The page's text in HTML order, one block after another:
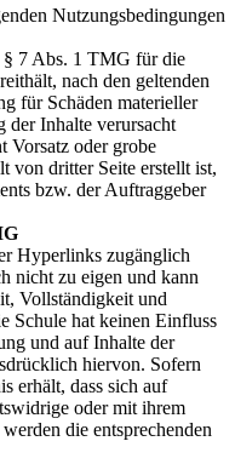
Nutzungsbedingungen
§ 7 Abs. 1 TMG für die
nach den geltenden
für Schäden materieller
der Inhalte verursacht
Vorsatz oder grobe
von dritter Seite erstellt ist,
bzw. der Auftraggeber
Hyperlinks zugänglich
nicht zu eigen und kann
Vollständigkeit und
Schule hat keinen Einfluss
und auf Inhalte der
hiervon. Sofern
erhält, dass sich auf
oder mit ihrem
die entsprechenden